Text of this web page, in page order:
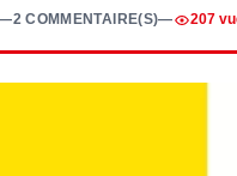
2 COMMENTAIRE(S)— 207